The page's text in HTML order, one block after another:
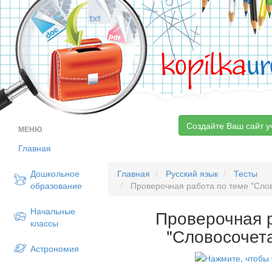
kopilka
МЕНЮ
Главная
Дошкольное
образование
Начальные
классы
Астрономия
Создайте Ваш сайт
Главная Русский язык
Тесты
Проверочная работа по теме
Проверочная